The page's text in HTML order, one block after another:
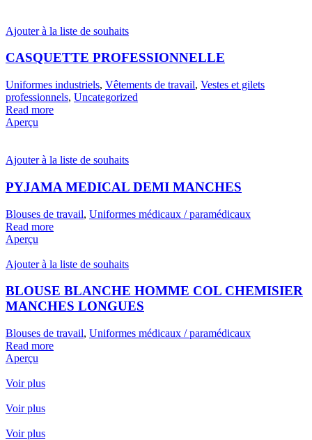
Ajouter à la liste de souhaits
CASQUETTE PROFESSIONNELLE
Uniformes industriels, Vêtements de travail, Vestes et gilets
professionnels, Uncategorized
Read more
Aperçu
Ajouter à la liste de souhaits
PYJAMA MEDICAL DEMI MANCHES
Blouses de travail, Uniformes médicaux / paramédicaux
Read more
Aperçu
Ajouter à la liste de souhaits
BLOUSE BLANCHE HOMME COL CHEMISIER
MANCHES LONGUES
Blouses de travail, Uniformes médicaux / paramédicaux
Read more
Aperçu
Voir plus
Voir plus
Voir plus